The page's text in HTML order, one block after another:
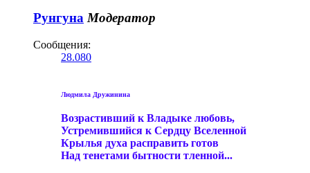
Рунгуна Модератор
Сообщения:
28.080
Людмила Дружинина
Возрастивший к Владыке любовь,
Устремившийся к Сердцу Вселенной
Крылья духа расправить готов
Над тенетами бытности тленной...